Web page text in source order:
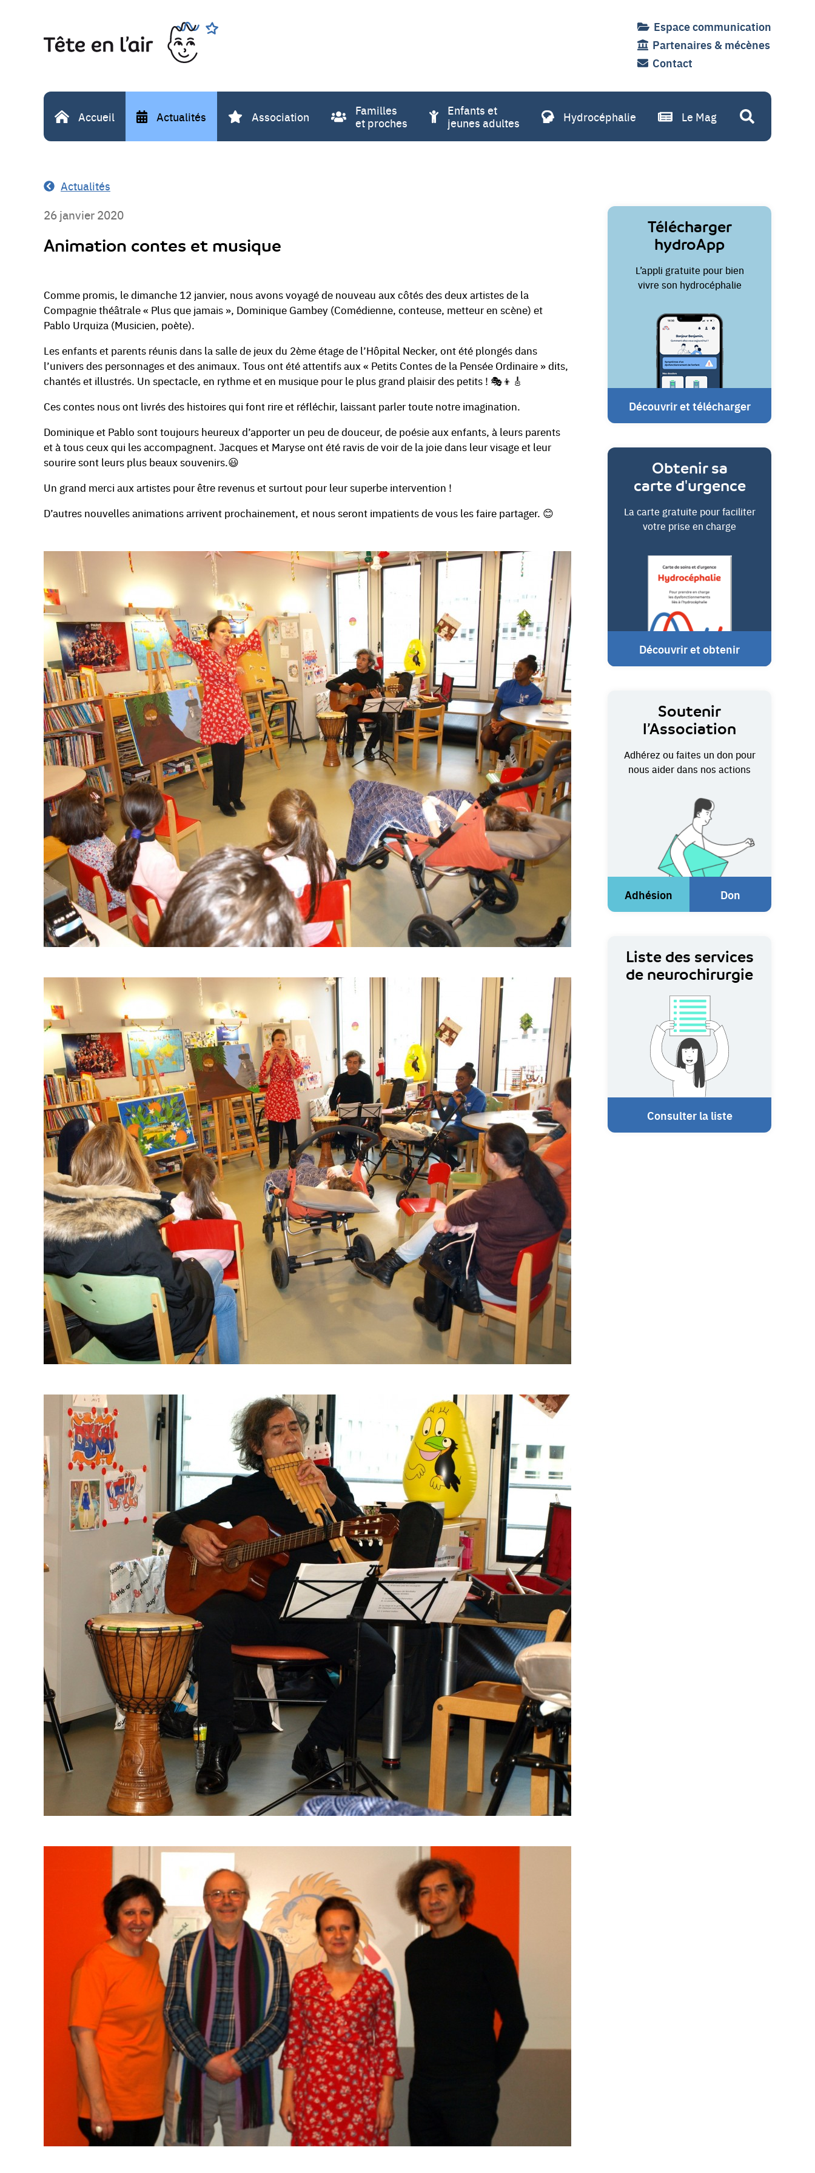
contenu
Espace communication
Partenaires & mécènes
Contact
Accueil Actualités Association
Familles
et proches
Enfants et
jeunes adultes
Hydrocéphalie Le Mag Recherche
Actualités
26 janvier 2020
Animation contes et musique
Comme promis, le dimanche 12 janvier, nous avons voyagé de nouveau aux côtés des deux artistes de la
Compagnie théâtrale « Plus que jamais », Dominique Gambey (Comédienne, conteuse, metteur en scène) et
Pablo Urquiza (Musicien, poète).
Les enfants et parents réunis dans la salle de jeux du 2ème étage de l’Hôpital Necker, ont été plongés dans
l’univers des personnages et des animaux. Tous ont été attentifs aux « Petits Contes de la Pensée Ordinaire » dits,
chantés et illustrés. Un spectacle, en rythme et en musique pour le plus grand plaisir des petits ! 🎭👦🎸
Ces contes nous ont livrés des histoires qui font rire et réfléchir, laissant parler toute notre imagination.
Dominique et Pablo sont toujours heureux d’apporter un peu de douceur, de poésie aux enfants, à leurs parents
et à tous ceux qui les accompagnent. Jacques et Maryse ont été ravis de voir de la joie dans leur visage et leur
sourire sont leurs plus beaux souvenirs.😃
Un grand merci aux artistes pour être revenus et surtout pour leur superbe intervention !
D’autres nouvelles animations arrivent prochainement, et nous seront impatients de vous les faire partager. 😊
Liens
Télécharger
hydroApp
L’appli gratuite pour bien
vivre son hydrocéphalie
Découvrir et télécharger
Obtenir sa
carte d'urgence
La carte gratuite pour faciliter
votre prise en charge
Découvrir et obtenir
Soutenir
l’Association
Adhérez ou faites un don pour
nous aider dans nos actions
Adhésion
(Lien
externe)
Don
(Lien
externe)
Liste des services
de neurochirurgie
Consulter la liste